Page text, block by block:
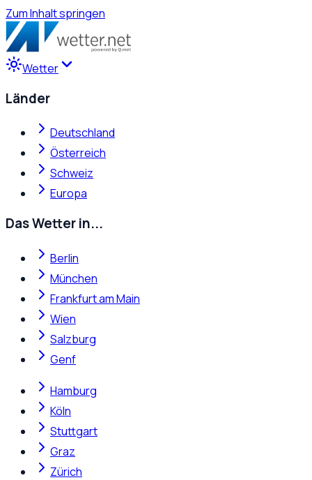
Zum Inhalt springen
Wetter
Länder
Deutschland
Österreich
Schweiz
Europa
Das Wetter in...
Berlin
München
Frankfurt am Main
Wien
Salzburg
Genf
Hamburg
Köln
Stuttgart
Graz
Zürich